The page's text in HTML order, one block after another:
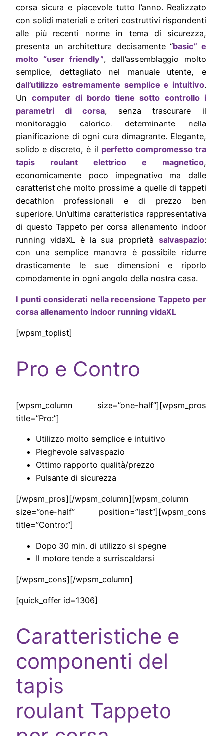
corsa sicura e piacevole tutto l’anno. Realizzato
con solidi materiali e criteri costruttivi rispondenti
alle più recenti norme in tema di sicurezza,
presenta un architettura decisamente “basic” e
molto “user friendly”, dall’assemblaggio molto
semplice, dettagliato nel manuale utente, e
dall’utilizzo estremamente semplice e intuitivo.
Uncomputer di bordo tiene sotto controllo i
parametri di corsa, senza trascurare il
monitoraggio calorico, determinante nella
pianificazione di ogni cura dimagrante. Elegante,
solido e discreto, è il perfetto compromesso tra
tapis roulant elettrico e magnetico,
economicamente poco impegnativo ma dalle
caratteristiche molto prossime a quelle di tappeti
decathlon professionali e di prezzo ben
superiore. Un’ultima caratteristica rappresentativa
di questo Tappeto per corsa allenamento indoor
running vidaXL è la sua proprietà salvaspazio:
con una semplice manovra è possibile ridurre
drasticamente le sue dimensioni e riporlo
comodamente in ogni angolo della nostra casa.
I punti considerati nella recensione Tappeto per
corsa allenamento indoor running vidaXL
[wpsm_toplist]
Pro e Contro
[wpsm_column size=”one-half”][wpsm_pros
title=”Pro:”]
Utilizzo molto semplice e intuitivo
Pieghevole salvaspazio
Ottimo rapporto qualità/prezzo
Pulsante di sicurezza
[/wpsm_pros][/wpsm_column][wpsm_column
size=”one-half” position=”last”][wpsm_cons
title=”Contro:”]
Dopo 30 min. di utilizzo si spegne
Il motore tende a surriscaldarsi
[/wpsm_cons][/wpsm_column]
[quick_offer id=1306]
Caratteristiche e
componenti del
tapis
roulant Tappeto